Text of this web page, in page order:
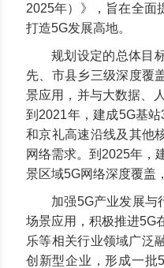
2025年）》，旨在全面
打造5G发展高地。
规划设定的总体目
先、市县乡三级深度覆
景应用，并与大数据、
到2021年，建成5G基
和京礼高速沿线及其他
网络需求。到2025年，
景区域5G网络深度覆盖
加强5G产业发展与
场景应用，积极推进5G
乐等相关行业领域广泛
创新型企业，形成一批